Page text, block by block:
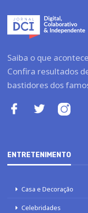
Saiba o que
Confira resultados
bastidores dos
ENTRETENIMENTO
Casa e Decoração
Celebridades